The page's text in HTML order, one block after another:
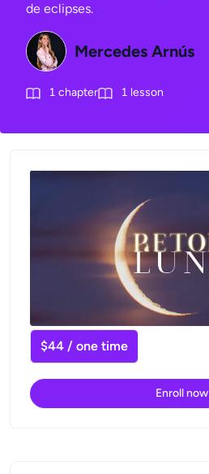
de eclipses.
Mercedes Arnús
1 chapter 1 lesson
$44 / one time
Enroll now